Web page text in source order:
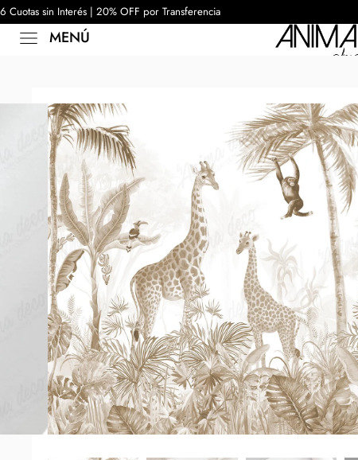
6 Cuotas sin Interés | 20% OFF por Transferencia
MENÚ